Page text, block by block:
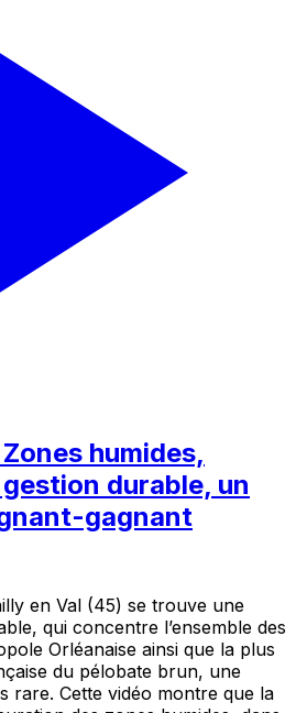
humides,
durable, un
gagnant
en Val (45) se trouve une
qui concentre l’ensemble des
Orléanaise ainsi que la plus
du pélobate brun, une
rare. Cette vidéo montre que la